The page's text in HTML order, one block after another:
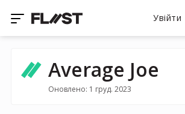
Увійти
Average Joe
Оновлено: 1 груд. 2023